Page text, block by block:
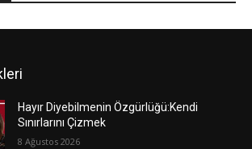
Hayır Diyebilmenin Özgürlüğü:Kendi
Sınırlarını Çizmek
8 Ağustos 2026